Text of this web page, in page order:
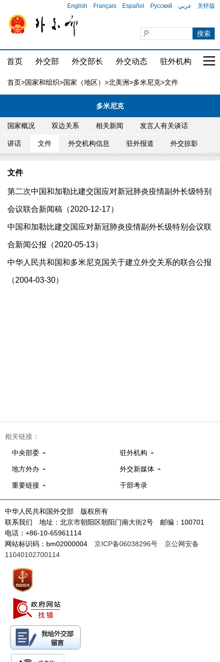
English Français Español Русский عربي 关怀版
首页 外交部 外交部长 外交动态 驻外机构 国
首页>国家和组织>国家（地区） >北美洲>多米尼克>文件
多米尼克
国家概况 双边关系 相关新闻 发言人有关谈话
讲话 文件 外交机构信息 驻外报道 外交掠影
文件
第二次中国和加勒比建交国应对新冠肺炎疫情副外长级特别
会议联合新闻稿（2020-12-17）
中国和加勒比建交国应对新冠肺炎疫情副外长级特别会议联
合新闻公报（2020-05-13）
中华人民共和国和多米尼克国关于建立外交关系的联合公报
（2004-03-30）
相关链接：
中央部委 驻外机构
地方外办 外交新媒体
重要链接 干部考录
中华人民共和国外交部 版权所有
联系我们 地址：北京市朝阳区朝阳门南大街2号 邮编：100701
电话：+86-10-65961114
网站标识码：bm02000004 京ICP备06038296号
京公网安备
11040102700114